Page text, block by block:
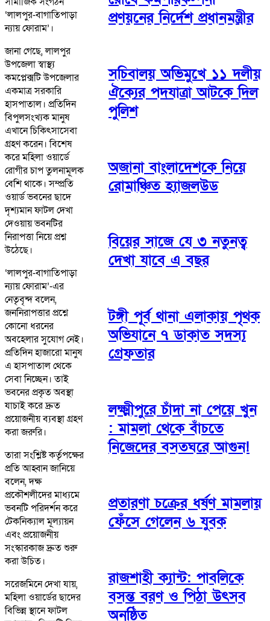
‘লালপুর-বাগাতিপাড়া
ন্যায় ফোরাম’।
জানা গেছে, লালপুর
উপজেলা স্বাস্থ্য
কমপ্লেক্সটি উপজেলার
একমাত্র সরকারি
হাসপাতাল। প্রতিদিন
বিপুলসংখ্যক মানুষ
এখানে চিকিৎসাসেবা
গ্রহণ করেন। বিশেষ
করে মহিলা ওয়ার্ডে
রোগীর চাপ তুলনামূলক
বেশি থাকে। সম্প্রতি
ওয়ার্ড ভবনের ছাদে
দৃশ্যমান ফাটল দেখা
দেওয়ায় ভবনটির
নিরাপত্তা নিয়ে প্রশ্ন
উঠেছে।
‘লালপুর-বাগাতিপাড়া
ন্যায় ফোরাম’-এর
নেতৃবৃন্দ বলেন,
জননিরাপত্তার প্রশ্নে
কোনো ধরনের
অবহেলার সুযোগ নেই।
প্রতিদিন হাজারো মানুষ
এ হাসপাতাল থেকে
সেবা নিচ্ছেন। তাই
ভবনের প্রকৃত অবস্থা
যাচাই করে দ্রুত
প্রয়োজনীয় ব্যবস্থা গ্রহণ
করা জরুরি।
তারা সংশ্লিষ্ট কর্তৃপক্ষের
প্রতি আহ্বান জানিয়ে
বলেন, দক্ষ
প্রকৌশলীদের মাধ্যমে
ভবনটি পরিদর্শন করে
টেকনিক্যাল মূল্যায়ন
এবং প্রয়োজনীয়
সংস্কারকাজ দ্রুত শুরু
করা উচিত।
সরেজমিনে দেখা যায়,
মহিলা ওয়ার্ডের ছাদের
বিভিন্ন স্থানে ফাটল
প্রণয়নের নির্দেশ প্রধানমন্ত্রীর
সচিবালয় অভিমুখে ১১ দলীয়
ঐক্যের পদযাত্রা আটকে দিল
পুলিশ
অজানা বাংলাদেশকে নিয়ে
রোমাঞ্চিত হ্যাজলউড
বিয়ের সাজে যে ৩ নতুনত্ব
দেখা যাবে এ বছর
টঙ্গী পূর্ব থানা এলাকায় পৃথক
অভিযানে ৭ ডাকাত সদস্য
গ্রেফতার
লক্ষ্মীপুরে চাঁদা না পেয়ে খুন
: মামলা থেকে বাঁচতে
নিজেদের বসতঘরে আগুন!
প্রতারণা চক্রের ধর্ষণ মামলায়
ফেঁসে গেলেন ৬ যুবক
রাজশাহী ক্যান্ট: পাবলিকে
বসন্ত বরণ ও পিঠা উৎসব
অনুষ্ঠিত